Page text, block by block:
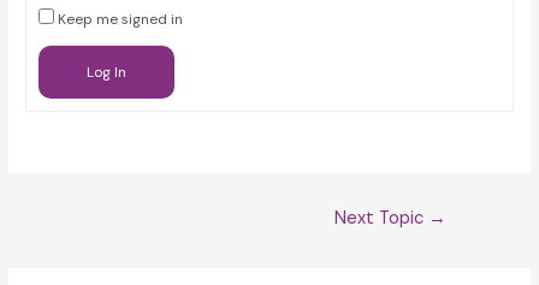
Keep me signed in
Log In
Next Topic →